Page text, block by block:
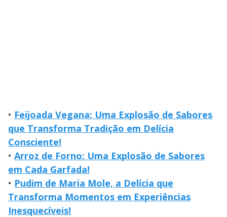
• Feijoada Vegana: Uma Explosão de Sabores
que Transforma Tradição em Delícia
Consciente!
• Arroz de Forno: Uma Explosão de Sabores
em Cada Garfada!
• Pudim de Maria Mole, a Delícia que
Transforma Momentos em Experiências
Inesquecíveis!